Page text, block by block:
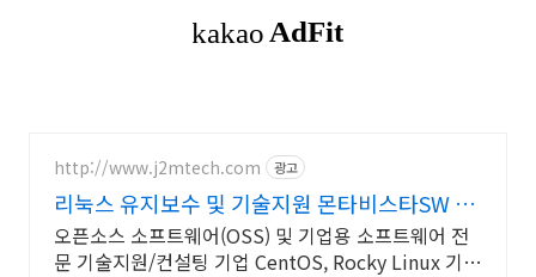
http://www.j2mtech.com 광고
리눅스 유지보수 및 기술지원 몬타비스타SW 한
국 대리점
오픈소스 소프트웨어(OSS) 및 기업용 소프트웨어 전
문 기술지원/컨설팅 기업 CentOS, Rocky Linux 기술